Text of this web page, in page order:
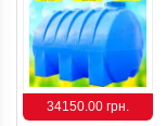
34150.00 грн.